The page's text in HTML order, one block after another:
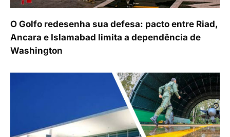
O Golfo redesenha sua defesa: pacto entre Riad,
Ancara e Islamabad limita a dependência de
Washington